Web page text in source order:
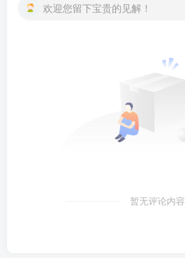
欢迎您留下宝贵的见解！
暂无评论内容